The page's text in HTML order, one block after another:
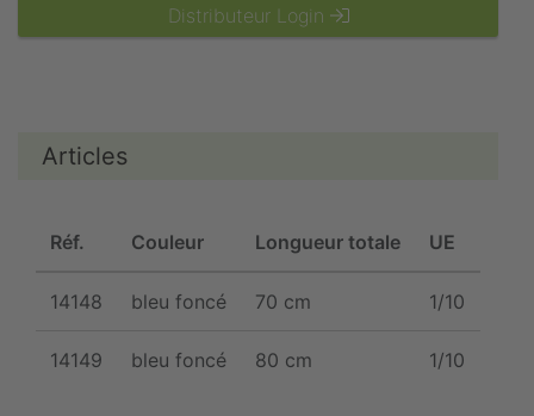
Distributeur Login
Articles
Réf. Couleur Longueur totale UE
14148 bleu foncé 70 cm 1/10
14149 bleu foncé 80 cm 1/10